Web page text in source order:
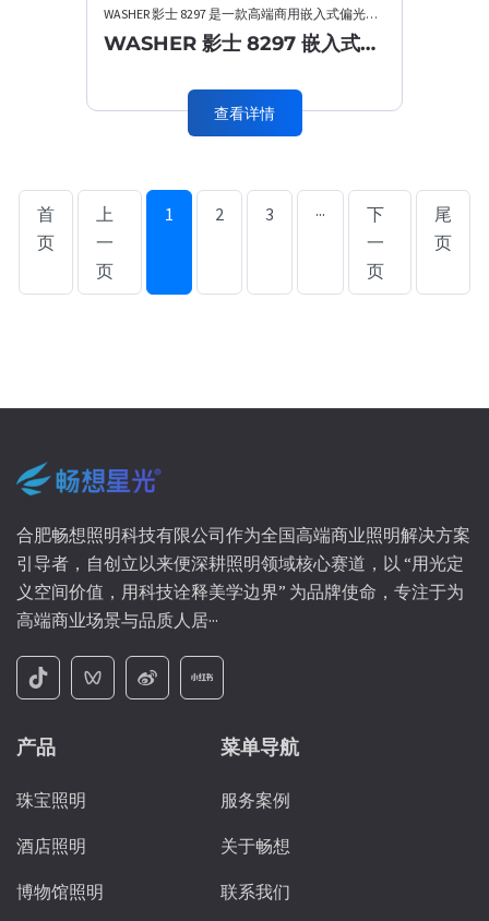
WASHER 影士 8297 是一款高端商用嵌入式偏光洗墙天花灯，专为珠宝门店、奢侈品展厅、轻奢形象墙打造。采用专···
WASHER 影士 8297 嵌入式偏光洗墙天花灯
查看详情
首
页
上
一
页
1 2 3 ···
下
一
页
尾
页
合肥畅想照明科技有限公司作为全国高端商业照明解决方案
引导者，自创立以来便深耕照明领域核心赛道，以 “用光定
义空间价值，用科技诠释美学边界” 为品牌使命，专注于为
高端商业场景与品质人居···
产品
珠宝照明
酒店照明
博物馆照明
菜单导航
服务案例
关于畅想
联系我们